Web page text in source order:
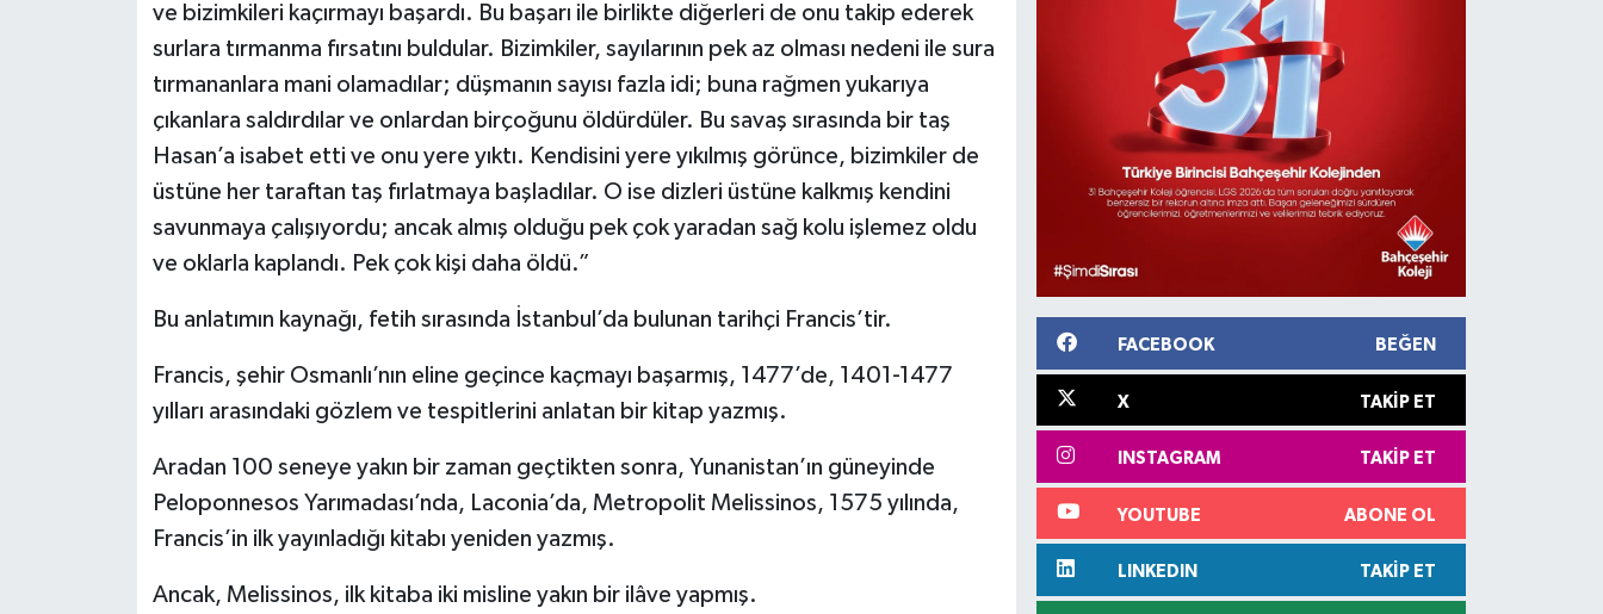
ve bizimkileri kaçırmayı başardı. Bu başarı ile birlikte diğerleri de onu takip ederek
surlara tırmanma fırsatını buldular. Bizimkiler, sayılarının pek az olması nedeni ile sura
tırmananlara mani olamadılar; düşmanın sayısı fazla idi; buna rağmen yukarıya
çıkanlara saldırdılar ve onlardan birçoğunu öldürdüler. Bu savaş sırasında bir taş
Hasan’a isabet etti ve onu yere yıktı. Kendisini yere yıkılmış görünce, bizimkiler de
üstüne her taraftan taş fırlatmaya başladılar. O ise dizleri üstüne kalkmış kendini
savunmaya çalışıyordu; ancak almış olduğu pek çok yaradan sağ kolu işlemez oldu
ve oklarla kaplandı. Pek çok kişi daha öldü.”
Bu anlatımın kaynağı, fetih sırasında İstanbul’da bulunan tarihçi Francis’tir.
Francis, şehir Osmanlı’nın eline geçince kaçmayı başarmış, 1477’de, 1401-1477
yılları arasındaki gözlem ve tespitlerini anlatan bir kitap yazmış.
Aradan 100 seneye yakın bir zaman geçtikten sonra, Yunanistan’ın güneyinde
Peloponnesos Yarımadası’nda, Laconia’da, Metropolit Melissinos, 1575 yılında,
Francis’in ilk yayınladığı kitabı yeniden yazmış.
Ancak, Melissinos, ilk kitaba iki misline yakın bir ilâve yapmış.
FACEBOOK BEĞEN
X TAKIP ET
INSTAGRAM TAKIP ET
YOUTUBE ABONE OL
LINKEDIN TAKIP ET